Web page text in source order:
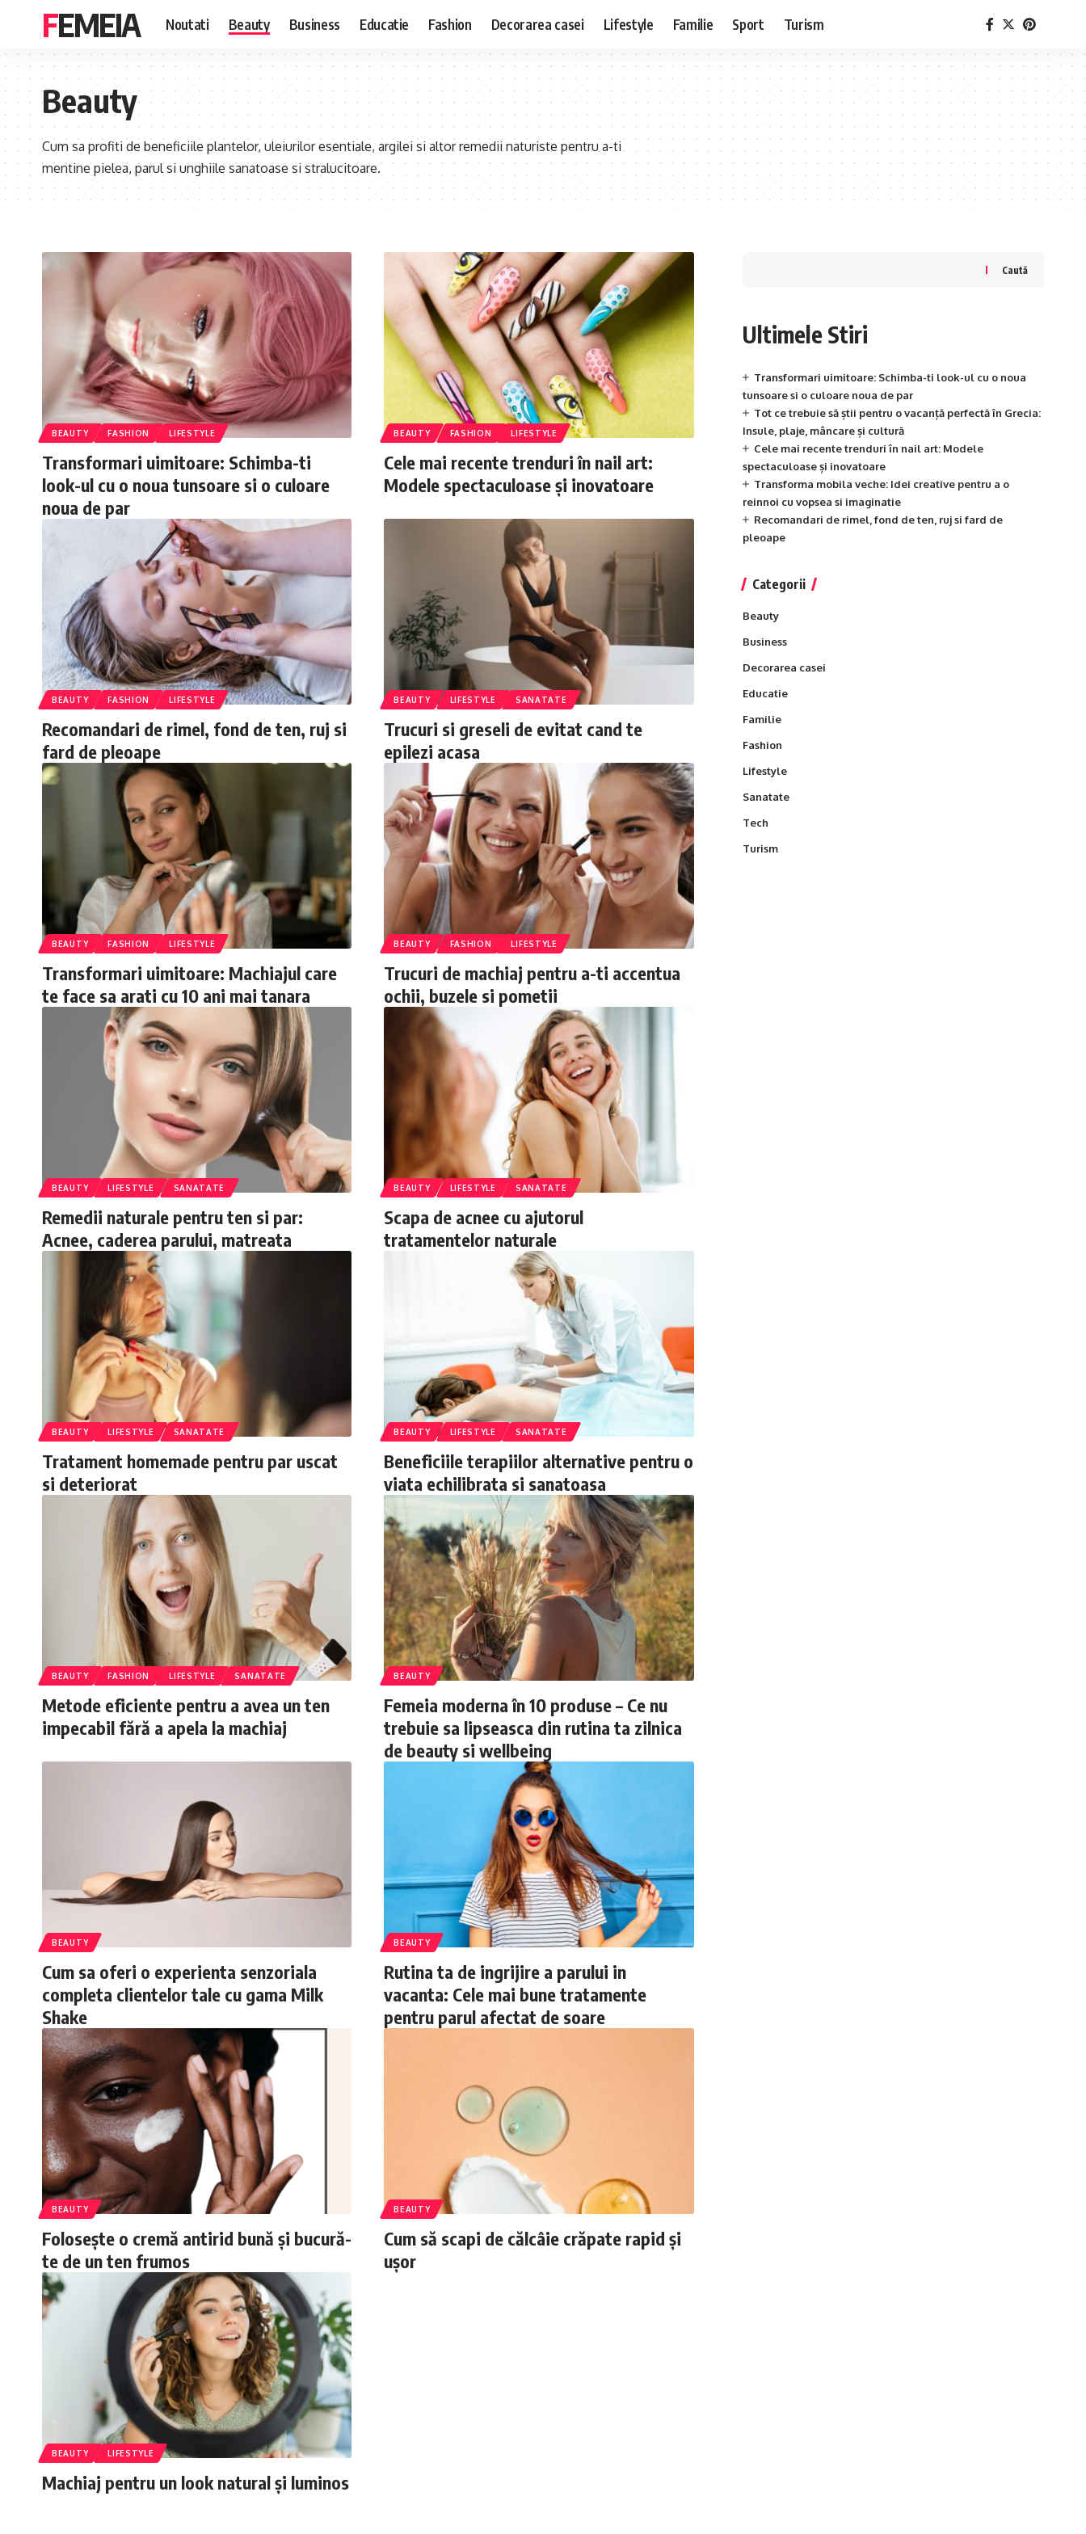
FEMEIA Noutati Beauty Business Educatie Fashion Decorarea casei Lifestyle Familie Sport Turism
Beauty
Cum sa profiti de beneficiile plantelor, uleiurilor esentiale, argilei si altor remedii naturiste pentru a-ti
mentine pielea, parul si unghiile sanatoase si stralucitoare.
BEAUTY FASHION LIFESTYLE
Transformari uimitoare: Schimba-ti
look-ul cu o noua tunsoare si o culoare
noua de par
BEAUTY FASHION LIFESTYLE
Cele mai recente trenduri în nail art:
Modele spectaculoase și inovatoare
BEAUTY FASHION LIFESTYLE
Recomandari de rimel, fond de ten, ruj si
fard de pleoape
BEAUTY LIFESTYLE SANATATE
Trucuri si greseli de evitat cand te
epilezi acasa
BEAUTY FASHION LIFESTYLE
Transformari uimitoare: Machiajul care
te face sa arati cu 10 ani mai tanara
BEAUTY FASHION LIFESTYLE
Trucuri de machiaj pentru a-ti accentua
ochii, buzele si pometii
BEAUTY LIFESTYLE SANATATE
Remedii naturale pentru ten si par:
Acnee, caderea parului, matreata
BEAUTY LIFESTYLE SANATATE
Scapa de acnee cu ajutorul
tratamentelor naturale
BEAUTY LIFESTYLE SANATATE
Tratament homemade pentru par uscat
si deteriorat
BEAUTY LIFESTYLE SANATATE
Beneficiile terapiilor alternative pentru o
viata echilibrata si sanatoasa
BEAUTY FASHION LIFESTYLE SANATATE
Metode eficiente pentru a avea un ten
impecabil fără a apela la machiaj
BEAUTY
Femeia moderna în 10 produse – Ce nu
trebuie sa lipseasca din rutina ta zilnica
de beauty si wellbeing
BEAUTY
Cum sa oferi o experienta senzoriala
completa clientelor tale cu gama Milk
Shake
BEAUTY
Rutina ta de ingrijire a parului in
vacanta: Cele mai bune tratamente
pentru parul afectat de soare
BEAUTY
Folosește o cremă antirid bună și bucură-
te de un ten frumos
BEAUTY
Cum să scapi de călcâie crăpate rapid și
ușor
BEAUTY LIFESTYLE
Machiaj pentru un look natural și luminos
Caută
Ultimele Stiri
Transformari uimitoare: Schimba-ti look-ul cu o noua
tunsoare si o culoare noua de par
Tot ce trebuie să știi pentru o vacanță perfectă în Grecia:
Insule, plaje, mâncare și cultură
Cele mai recente trenduri în nail art: Modele
spectaculoase și inovatoare
Transforma mobila veche: Idei creative pentru a o
reinnoi cu vopsea si imaginatie
Recomandari de rimel, fond de ten, ruj si fard de
pleoape
Categorii
Beauty
Business
Decorarea casei
Educatie
Familie
Fashion
Lifestyle
Sanatate
Tech
Turism